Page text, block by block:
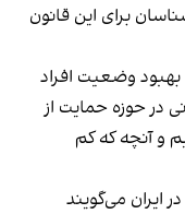
برای این قانون
بهبود وضعیت افراد
در حوزه حمایت از
و آنچه که کم
ایران می‌گویند